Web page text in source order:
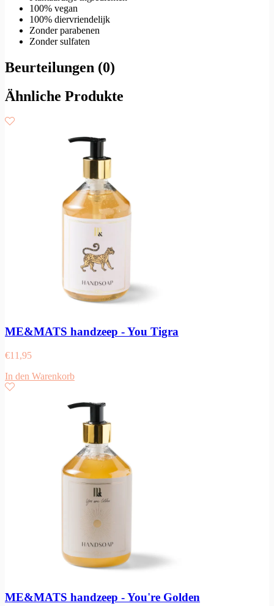
100% vegan
100% diervriendelijk
Zonder parabenen
Zonder sulfaten
Beurteilungen (0)
Ähnliche Produkte
ME&MATS handzeep - You Tigra
€11,95
In den Warenkorb
ME&MATS handzeep - You're Golden